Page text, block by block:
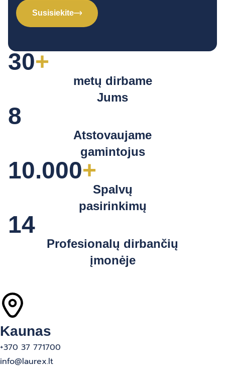
Susisiekite
30+
metų dirbame
Jums
8
Atstovaujame
gamintojus
10.000+
Spalvų
pasirinkimų
14
Profesionalų dirbančių
įmonėje
Kaunas
+370 37 771700
info@laurex.lt